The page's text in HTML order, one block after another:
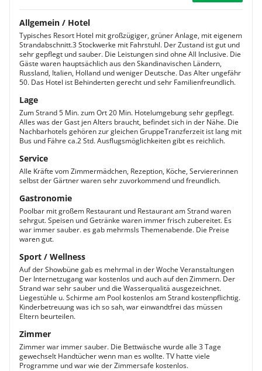
Allgemein / Hotel
Typisches Resort Hotel mit großzügiger, grüner Anlage, mit eigenem
Strandabschnitt.3 Stockwerke mit Fahrstuhl. Der Zustand ist gut und
sehr gepflegt und sauber. Die Leistungen sind ohne All Inclusive. Die
Gäste waren hauptsächlich aus den Skandinavischen Ländern,
Russland, Italien, Holland und weniger Deutsche. Das Alter ungefähr
50. Das Hotel ist Behinderten gerecht und sehr Familienfreundlich.
Lage
Zum Strand 5 Min. zum Ort 20 Min. Hotelumgebung sehr gepflegt.
Alles was der Gast jen Alters braucht, befindet sich in der Nähe. Die
Nachbarhotels gehören zur gleichen GruppeTranzferzeit ist lang mit
Bus und Fähre ca.2 Std. Ausflugsmöglichkeiten gibt es reichlich.
Service
Alle Kräfte vom Zimmermädchen, Rezeption, Köche, Serviererinnen
selbst der Gärtner waren sehr zuvorkommend und freundlich.
Gastronomie
Poolbar mit großem Restaurant und Restaurant am Strand waren
sehrgut. Speisen und Getränke waren immer frisch zubereitet. Es
war immer sauber. es gab mehrmsls Themenabende. Die Preise
waren gut.
Sport / Wellness
Auf der Showbüne gab es mehrmal in der Woche Veranstaltungen
Der Internetzugang war kostenlos und auch auf den Zimmern. Der
Strand war sehr sauber und die Wasserqualitä ausgezeichnet.
Liegestühle u. Schirme am Pool kostenlos am Strand kostenpflichtig.
Kinderbetreuung was ich so sah, war einwandtfrei das müssen
Eltern beurteilen.
Zimmer
Zimmer war immer sauber. Die Bettwäsche wurde alle 3 Tage
gewechselt Handtücher wenn man es wollte. TV hatte viele
Programme und war wie der Zimmersafe kostenlos.